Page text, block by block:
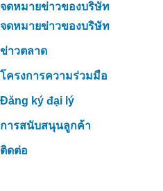
จดหมายข่าวของบริษัท
จดหมายข่าวของบริษัท
ข่าวตลาด
โครงการความร่วมมือ
Đăng ký đại lý
การสนับสนุนลูกค้า
ติดต่อ